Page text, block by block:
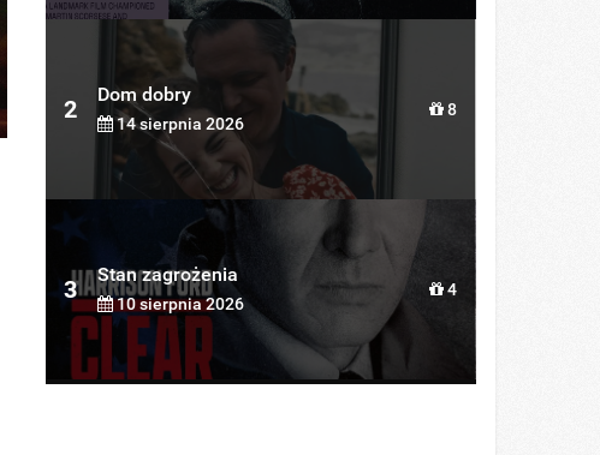
2
Dom dobry
14 sierpnia 2026
8
3
Stan zagrożenia
10 sierpnia 2026
4